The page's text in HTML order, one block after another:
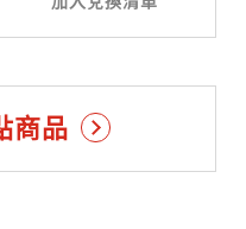
商品